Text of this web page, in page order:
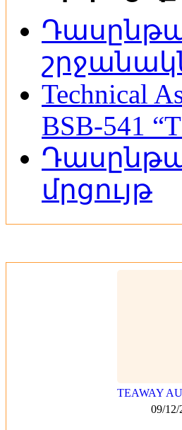
Technical
BSB-541
մրցույթ
TEAWAY
09/12/